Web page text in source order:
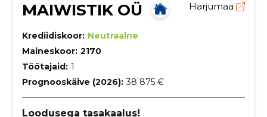
MAIWISTIK OÜ Harjumaa
Krediidiskoor: Neutraalne
Maineskoor: 2170
Töötajaid: 1
Prognooskäive (2026): 38 875 €
Loodusega tasakaalus!